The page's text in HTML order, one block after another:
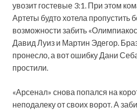
увозит гостевые 3:1. При этом
Артеты будто хотела пропустить
возможности забить
Давид Луиз и Мартин Эдегор.
пронесло, а вот ошибку Дани
простили.
«Арсенал» снова попался на
неподалеку от своих ворот. А